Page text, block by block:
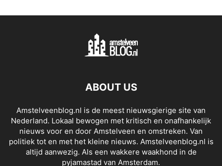
ABOUT US
Amstelveenblog.nl is de meest nieuwsgierige site van
Nederland. Lokaal bewogen met kritisch en onafhankelijk
nieuws voor en door Amstelveen en omstreken. Van
politiek tot en met het kleine nieuws. Amstelveenblog.nl is
altijd aanwezig. Als een wakkere waakhond in de
pyjamastad van Amsterdam.